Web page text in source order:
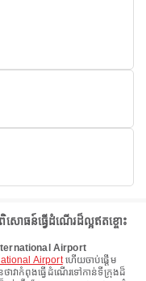
ោធន៍ធ្វើដំណើរដ៏ល្អឥតខ្ចោះ
Airport
Airportហើយចាប់ផ្តើម
វាកំពុងធ្វើដំណើរទៅកាន់ទីក្រុងដ៏